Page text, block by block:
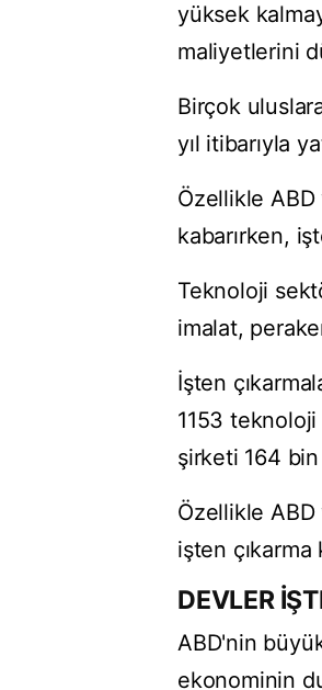
yüksek
maliyetlerini
Birçok
yıl itibarıyla
Özellikle ABD
kabarırken,
Teknoloji
imalat,
İşten
1153
şirketi 164 bin
Özellikle ABD
işten çıkarma
DEVLER
ABD'nin
ekonominin